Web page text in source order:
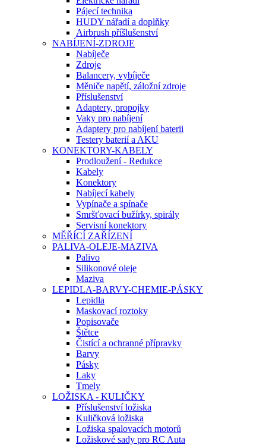
Pájecí technika
HUDY nářadí a doplňky
Airbrush příšlušenství
NABÍJENÍ-ZDROJE
Nabíječe
Zdroje
Balancery, vybíječe
Měniče napětí, záložní zdroje
Příslušenství
Adaptery, propojky
Vaky pro nabíjení
Adaptery pro nabíjení baterii
Testery baterií a AKU
KONEKTORY-KABELY
Prodloužení - Redukce
Kabely
Konektory
Nabíjecí kabely
Vypínače a spínače
Smršťovací bužírky, spirály
Servisní konektory
MĚŘÍCÍ ZAŘÍZENÍ
PALIVA-OLEJE-MAZIVA
Palivo
Silikonové oleje
Maziva
LEPIDLA-BARVY-CHEMIE-PÁSKY
Lepidla
Maskovací roztoky
Popisovače
Štětce
Čistící a ochranné přípravky
Barvy
Pásky
Laky
Tmely
LOŽISKA - KULIČKY
Příslušenství ložiska
Kuličková ložiska
Ložiska spalovacích motorů
Ložiskové sady pro RC Auta